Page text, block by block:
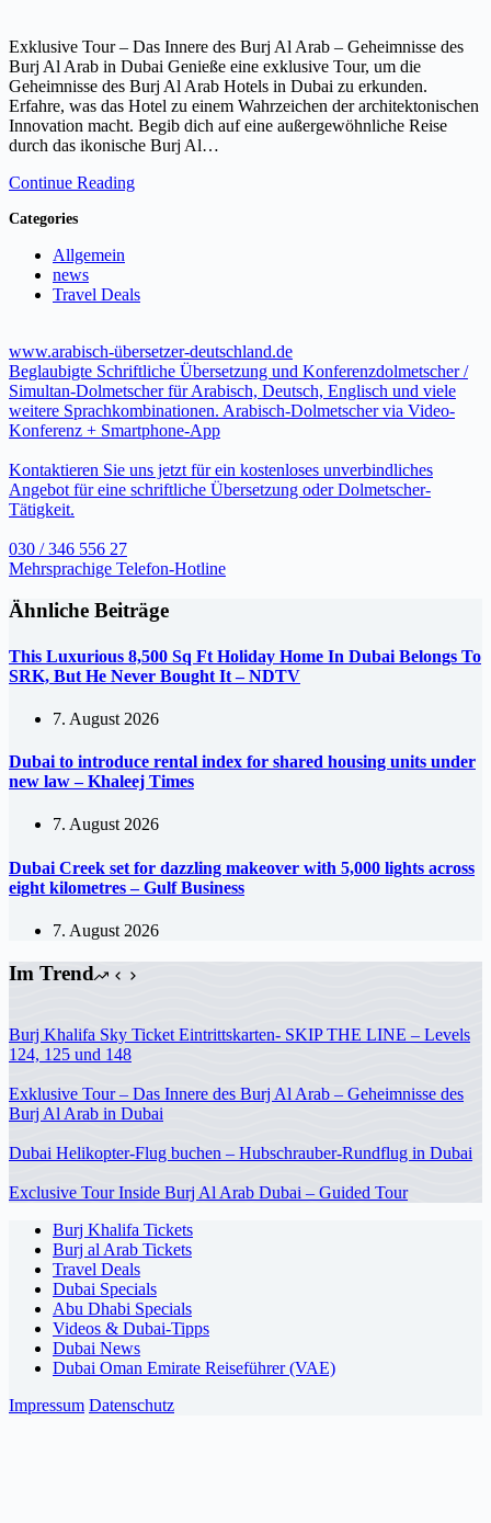
Exklusive Tour – Das Innere des Burj Al Arab – Geheimnisse des
Burj Al Arab in Dubai Genieße eine exklusive Tour, um die
Geheimnisse des Burj Al Arab Hotels in Dubai zu erkunden.
Erfahre, was das Hotel zu einem Wahrzeichen der architektonischen
Innovation macht. Begib dich auf eine außergewöhnliche Reise
durch das ikonische Burj Al…
Continue Reading
Categories
Allgemein
news
Travel Deals
www.arabisch-übersetzer-deutschland.de
Beglaubigte Schriftliche Übersetzung und Konferenzdolmetscher /
Simultan-Dolmetscher für Arabisch, Deutsch, Englisch und viele
weitere Sprachkombinationen. Arabisch-Dolmetscher via Video-
Konferenz + Smartphone-App
Kontaktieren Sie uns jetzt für ein kostenloses unverbindliches
Angebot für eine schriftliche Übersetzung oder Dolmetscher-
Tätigkeit.
030 / 346 556 27
Mehrsprachige Telefon-Hotline
Ähnliche Beiträge
This Luxurious 8,500 Sq Ft Holiday Home In Dubai Belongs To
SRK, But He Never Bought It – NDTV
7. August 2026
Dubai to introduce rental index for shared housing units under
new law – Khaleej Times
7. August 2026
Dubai Creek set for dazzling makeover with 5,000 lights across
eight kilometres – Gulf Business
7. August 2026
Im Trend
Burj Khalifa Sky Ticket Eintrittskarten- SKIP THE LINE – Levels
124, 125 und 148
Exklusive Tour – Das Innere des Burj Al Arab – Geheimnisse des
Burj Al Arab in Dubai
Dubai Helikopter-Flug buchen – Hubschrauber-Rundflug in Dubai
Exclusive Tour Inside Burj Al Arab Dubai – Guided Tour
Burj Khalifa Tickets
Burj al Arab Tickets
Travel Deals
Dubai Specials
Abu Dhabi Specials
Videos & Dubai-Tipps
Dubai News
Dubai Oman Emirate Reiseführer (VAE)
Impressum Datenschutz